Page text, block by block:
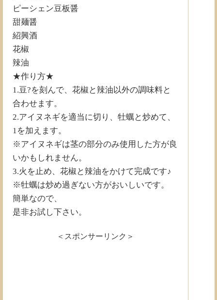
ピーシェン豆板醤
甜麺醤
紹興酒
花椒
辣油
★作り方★
1.豆?を刻んで、花椒と辣油以外の調味料と
合わせます。
2.アイヌネギを適当に切り、牡蠣と炒めて、
1を加えます。
※アイヌネギは茎の部分のみ使用した方が良
いかもしれません。
3.火を止め、花椒と辣油をかけて完成です♪
※牡蠣は炒め過ぎない方がおいしいです。
簡単なので、
是非お試し下さい。
＜スポンサーリンク＞